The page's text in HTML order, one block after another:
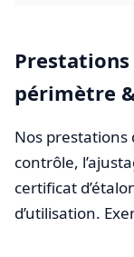
Prestations
périmètre
Nos prestations
contrôle,
certificat
d’utilisation.